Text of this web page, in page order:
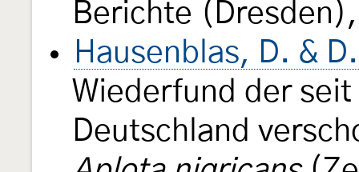
Berichte
Hausenblas, D. &
Wiederfund der
Deutschland